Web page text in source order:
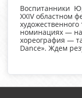
Воспитанники
XXIV областном
художественного
номинациях —
хореография —
Dance». Ждем